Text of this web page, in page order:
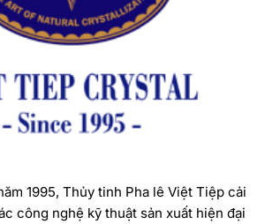
1995, Thủy tinh Pha lê Việt Tiệp cải
công nghệ kỹ thuật sản xuất hiện đại